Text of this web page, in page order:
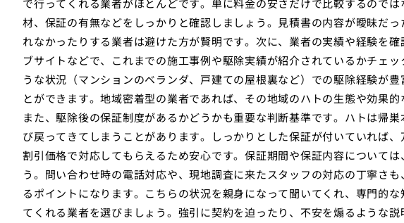
で行ってくれる業者がほとんどです。単に料金の安さだけで比較するので
材、保証の有無などをしっかりと確認しましょう。見積書の内容が曖昧だ
れなかったりする業者は避けた方が賢明です。次に、業者の実績や経験を
ブサイトなどで、これまでの施工事例や駆除実績が紹介されているかチェ
うな状況（マンションのベランダ、戸建ての屋根裏など）での駆除経験が
とができます。地域密着型の業者であれば、その地域のハトの生態や効果的
また、駆除後の保証制度があるかどうかも重要な判断基準です。ハトは帰
び戻ってきてしまうことがあります。しっかりとした保証が付いていれば
割引価格で対応してもらえるため安心です。保証期間や保証内容について
う。問い合わせ時の電話対応や、現地調査に来たスタッフの対応の丁寧さ
るポイントになります。こちらの状況を親身になって聞いてくれ、専門的
てくれる業者を選びましょう。強引に契約を迫ったり、不安を煽るような